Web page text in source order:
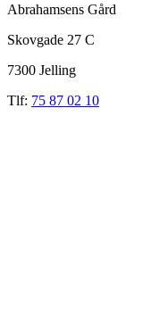
Abrahamsens Gård
Skovgade 27 C
7300 Jelling
Tlf: 75 87 02 10